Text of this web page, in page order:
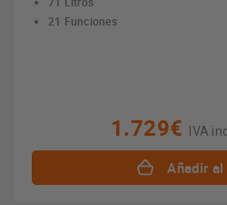
21 Funciones
1.729€ IVA
Añadir